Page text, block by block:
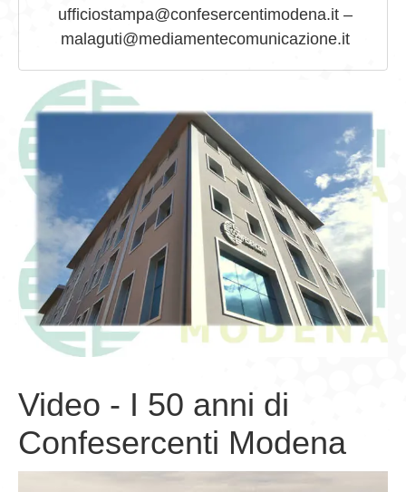
ufficiostampa@confesercentimodena.it –
malaguti@mediamentecomunicazione.it
Video - I 50 anni di
Confesercenti Modena